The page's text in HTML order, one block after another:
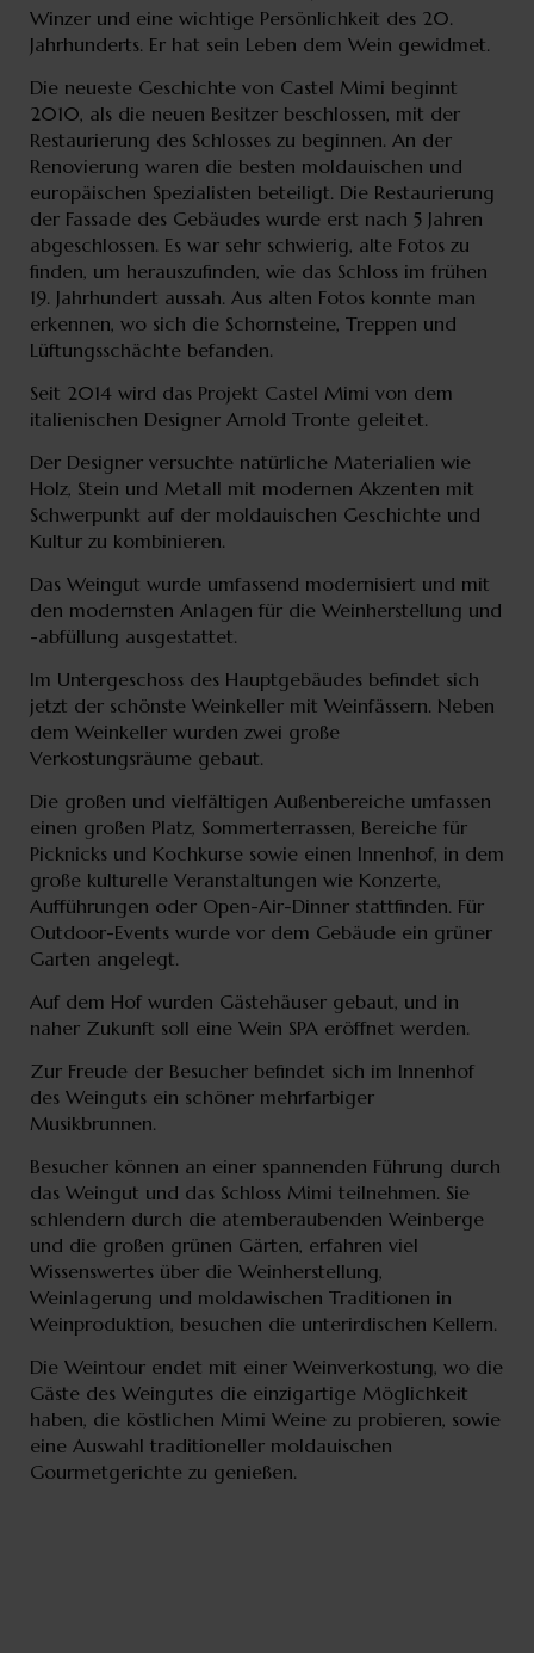
Winzer und eine wichtige Persönlichkeit des 20.
Jahrhunderts. Er hat sein Leben dem Wein gewidmet.
Die neueste Geschichte von Castel Mimi beginnt
2010, als die neuen Besitzer beschlossen, mit der
Restaurierung des Schlosses zu beginnen. An der
Renovierung waren die besten moldauischen und
europäischen Spezialisten beteiligt. Die Restaurierung
der Fassade des Gebäudes wurde erst nach 5 Jahren
abgeschlossen. Es war sehr schwierig, alte Fotos zu
finden, um herauszufinden, wie das Schloss im frühen
19. Jahrhundert aussah. Aus alten Fotos konnte man
erkennen, wo sich die Schornsteine, Treppen und
Lüftungsschächte befanden.
Seit 2014 wird das Projekt Castel Mimi von dem
italienischen Designer Arnold Tronte geleitet.
Der Designer versuchte natürliche Materialien wie
Holz, Stein und Metall mit modernen Akzenten mit
Schwerpunkt auf der moldauischen Geschichte und
Kultur zu kombinieren.
Das Weingut wurde umfassend modernisiert und mit
den modernsten Anlagen für die Weinherstellung und
-abfüllung ausgestattet.
Im Untergeschoss des Hauptgebäudes befindet sich
jetzt der schönste Weinkeller mit Weinfässern. Neben
dem Weinkeller wurden zwei große
Verkostungsräume gebaut.
Die großen und vielfältigen Außenbereiche umfassen
einen großen Platz, Sommerterrassen, Bereiche für
Picknicks und Kochkurse sowie einen Innenhof, in dem
große kulturelle Veranstaltungen wie Konzerte,
Aufführungen oder Open-Air-Dinner stattfinden. Für
Outdoor-Events wurde vor dem Gebäude ein grüner
Garten angelegt.
Auf dem Hof wurden Gästehäuser gebaut, und in
naher Zukunft soll eine Wein SPA eröffnet werden.
Zur Freude der Besucher befindet sich im Innenhof
des Weinguts ein schöner mehrfarbiger
Musikbrunnen.
Besucher können an einer spannenden Führung durch
das Weingut und das Schloss Mimi teilnehmen. Sie
schlendern durch die atemberaubenden Weinberge
und die großen grünen Gärten, erfahren viel
Wissenswertes über die Weinherstellung,
Weinlagerung und moldawischen Traditionen in
Weinproduktion, besuchen die unterirdischen Kellern.
Die Weintour endet mit einer Weinverkostung, wo die
Gäste des Weingutes die einzigartige Möglichkeit
haben, die köstlichen Mimi Weine zu probieren, sowie
eine Auswahl traditioneller moldauischen
Gourmetgerichte zu genießen.